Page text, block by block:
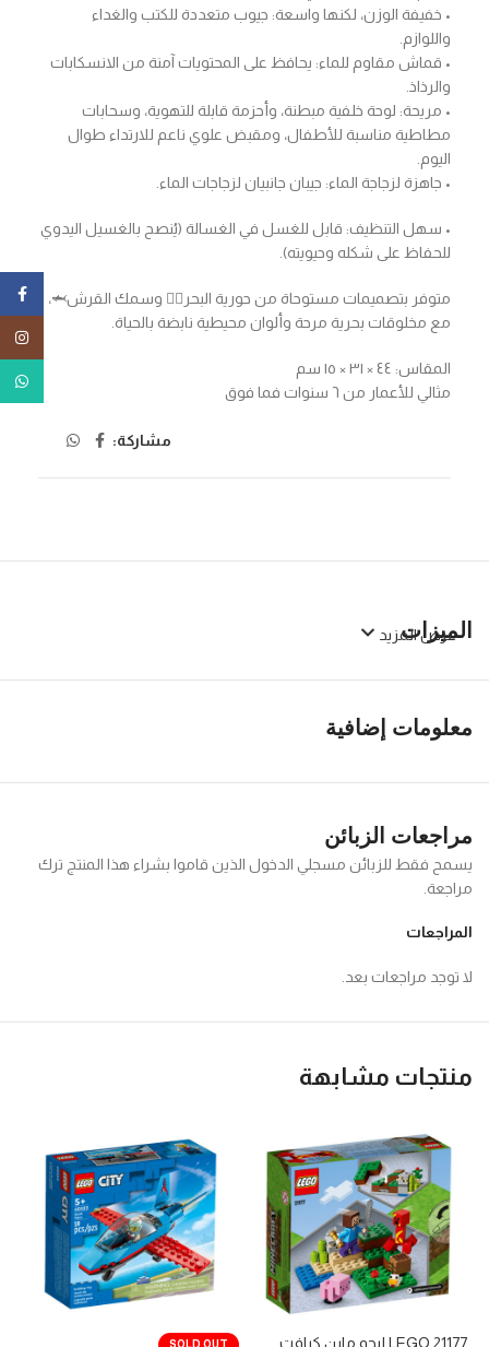
• خفيفة الوزن، لكنها واسعة: جيوب متعددة للكتب والغداء
واللوازم.
• قماش مقاوم للماء: يحافظ على المحتويات آمنة من الانسكابات
والرذاذ.
• مريحة: لوحة خلفية مبطنة، وأحزمة قابلة للتهوية، وسحابات
مطاطية مناسبة للأطفال، ومقبض علوي ناعم للارتداء طوال
اليوم.
• جاهزة لزجاجة الماء: جيبان جانبيان لزجاجات الماء.
• سهل التنظيف: قابل للغسل في الغسالة (يُنصح بالغسيل اليدوي
للحفاظ على شكله وحيويته).
متوفر بتصميمات مستوحاة من حورية البحر🧜‍♀️ وسمك القرش🦈،
مع مخلوقات بحرية مرحة وألوان محيطية نابضة بالحياة.
المقاس: ٤٤ × ٣١ × ١٥ سم
مثالي للأعمار من ٦ سنوات فما فوق
مشاركة:
الميزات
عرض المزيد
معلومات إضافية
مراجعات الزبائن
المراجعات
لا توجد مراجعات بعد.
يسمح فقط للزبائن مسجلي الدخول الذين قاموا بشراء هذا المنتج ترك
مراجعة.
منتجات مشابهة
21177 LEGO ليجو ماين كرافت SOLD OUT